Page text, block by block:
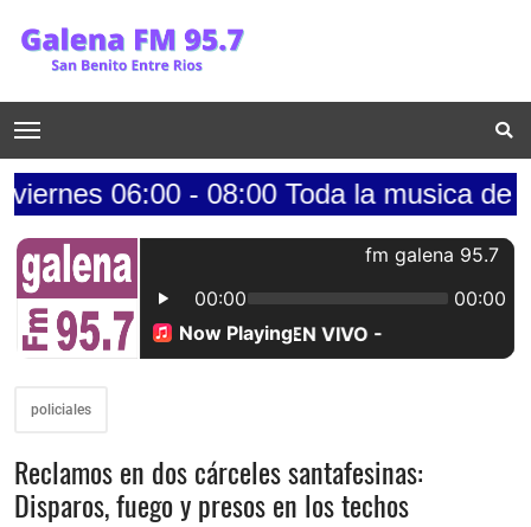
- 08:00 Toda la musica de los
policiales
Reclamos en dos cárceles santafesinas:
Disparos, fuego y presos en los techos